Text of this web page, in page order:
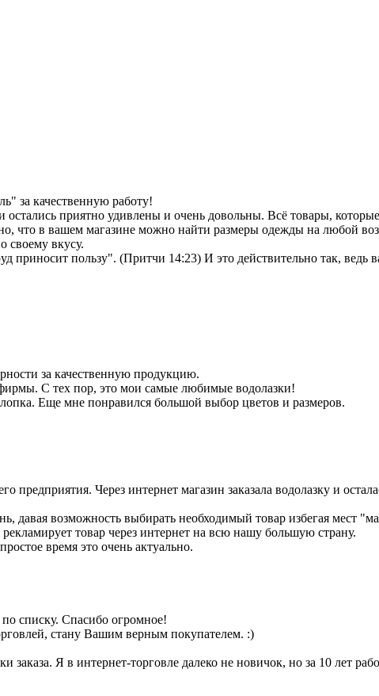
за качественную работу!
приятно удивлены и очень довольны. Всё товары,
что в вашем магазине можно найти размеры одежды на любой
своему вкусу.
пользу". (Притчи 14:23) И это действительно так, ведь
за качественную продукцию.
С тех пор, это мои самые любимые водолазки!
Еще мне понравился большой выбор цветов и размеров.
предприятия. Через интернет магазин заказала водолазку и
давая возможность выбирать необходимый товар избегая мест
товар через интернет на всю нашу большую страну.
время это очень актуально.
списку. Спасибо огромное!
стану Вашим верным покупателем. :)
заказа. Я в интернет-торговле далеко не новичок, но за 10 лет